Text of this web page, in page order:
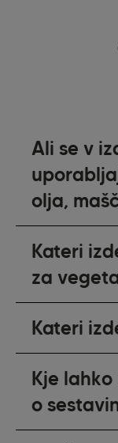
Ali se v
olja,
Kateri
za
Kateri
Kje
o